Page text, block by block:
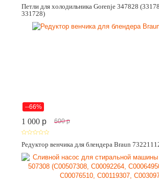
Петли для холодильника Gorenje 347828
331728)
--66%
1 000 p 600 p
Редуктор венчика для блендера Braun